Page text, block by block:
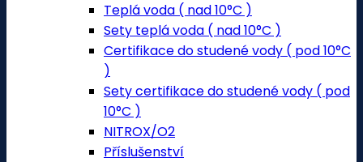
Teplá voda ( nad 10°C )
Sety teplá voda ( nad 10°C )
Certifikace do studené vody ( pod 10°C
)
Sety certifikace do studené vody ( pod
10°C )
NITROX/O2
Příslušenství